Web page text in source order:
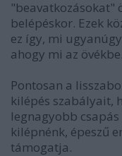
"beavatkozásokat"
belépéskor. Ezek
ez így, mi
ahogy mi az övékbe.
Pontosan a
kilépés szabályait,
legnagyobb
kilépnénk, épeszű
támogatja.